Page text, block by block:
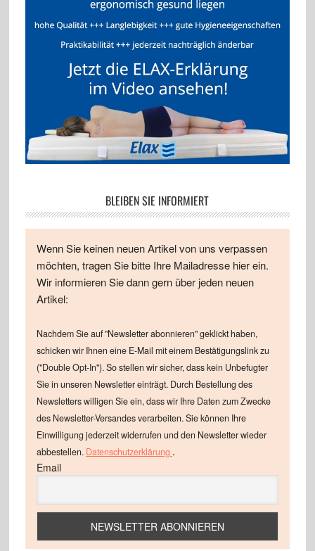
BLEIBEN SIE INFORMIERT
Wenn Sie keinen neuen Artikel von uns verpassen
möchten, tragen Sie bitte Ihre Mailadresse hier ein.
Wir informieren Sie dann gern über jeden neuen
Artikel:
Nachdem Sie auf "Newsletter abonnieren" geklickt haben,
schicken wir Ihnen eine E-Mail mit einem Bestätigungslink zu
("Double Opt-In"). So stellen wir sicher, dass kein Unbefugter
Sie in unseren Newsletter einträgt. Durch Bestellung des
Newsletters willigen Sie ein, dass wir Ihre Daten zum Zwecke
des Newsletter-Versandes verarbeiten. Sie können Ihre
Einwilligung jederzeit widerrufen und den Newsletter wieder
abbestellen. Datenschutzerklärung .
Email